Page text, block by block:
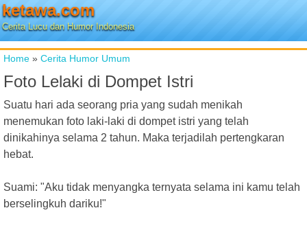
ketawa.com
Cerita Lucu dan Humor Indonesia
Home » Cerita Humor Umum
Foto Lelaki di Dompet Istri
Suatu hari ada seorang pria yang sudah menikah
menemukan foto laki-laki di dompet istri yang telah
dinikahinya selama 2 tahun. Maka terjadilah pertengkaran
hebat.
Suami: "Aku tidak menyangka ternyata selama ini kamu telah
berselingkuh dariku!"